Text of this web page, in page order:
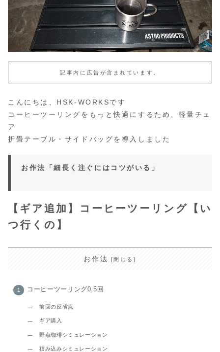
記事内に広告が含まれています。
こんにちは、HSK-WORKSです
コーヒーツーリングをもっと快適にするため、軽量チェ
ア
折畳テーブル・サイドバッグを導入しました
お作法「細長く注ぐにはコツがいる」
【ギア追加】コーヒーツーリング【い
つ行くの】
お作法
コーヒーツーリング0.5回
前回の反省点
ギア購入
野点珈琲シミュレーション
積み込みシミュレーション